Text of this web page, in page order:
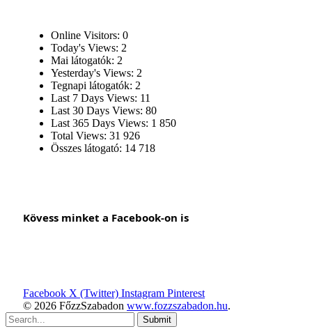
Online Visitors: 0
Today's Views: 2
Mai látogatók: 2
Yesterday's Views: 2
Tegnapi látogatók: 2
Last 7 Days Views: 11
Last 30 Days Views: 80
Last 365 Days Views: 1 850
Total Views: 31 926
Összes látogató: 14 718
Kövess minket a Facebook-on is
Facebook X (Twitter) Instagram Pinterest
© 2026 FőzzSzabadon www.fozzszabadon.hu.
Submit